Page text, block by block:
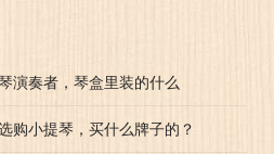
演奏者，琴盒里装的什么
购小提琴，买什么牌子的？